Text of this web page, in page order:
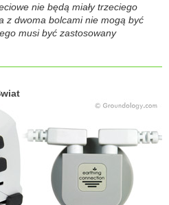
nie będą miały trzeciego
z dwoma bolcami nie mogą być
musi być zastosowany